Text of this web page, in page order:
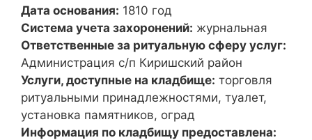
Дата основания: 1810 год
Система учета захоронений: журнальная
Ответственные за ритуальную сферу услуг:
Администрация с/п Киришский район
Услуги, доступные на кладбище: торговля
ритуальными принадлежностями, туалет,
установка памятников, оград
Информация по кладбищу предоставлена: